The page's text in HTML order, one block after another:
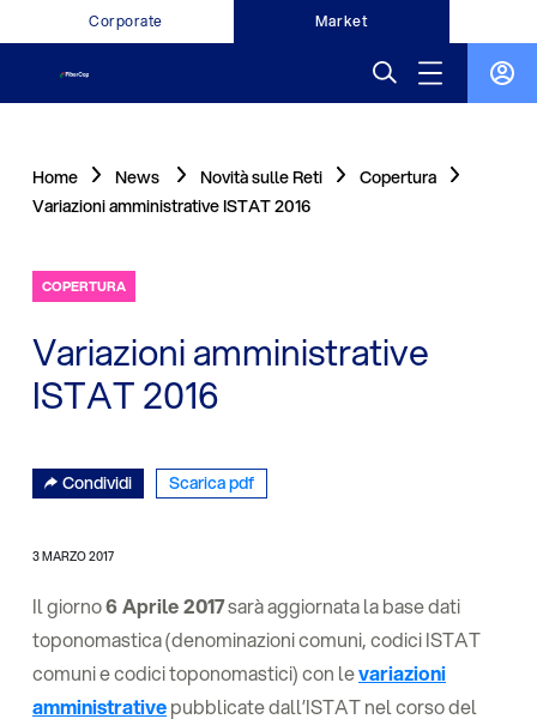
Corporate Market
Home News Novità sulle Reti
Copertura
Variazioni amministrative ISTAT 2016
COPERTURA
Variazioni amministrative
ISTAT 2016
Condividi Scarica pdf
3 MARZO 2017
Il giorno6 Aprile 2017sarà aggiornata la base dati
toponomastica (denominazioni comuni, codici ISTAT
comuni e codici toponomastici) con levariazioni
amministrativepubblicate dall’ISTAT nel corso del